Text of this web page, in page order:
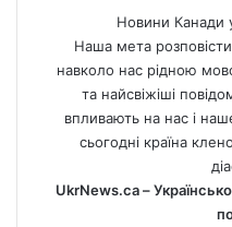
Новини Канади
Наша мета
навколо нас рідною
та найсвіжіші
впливають на нас і
сьогодні країна
UkrNews.ca –